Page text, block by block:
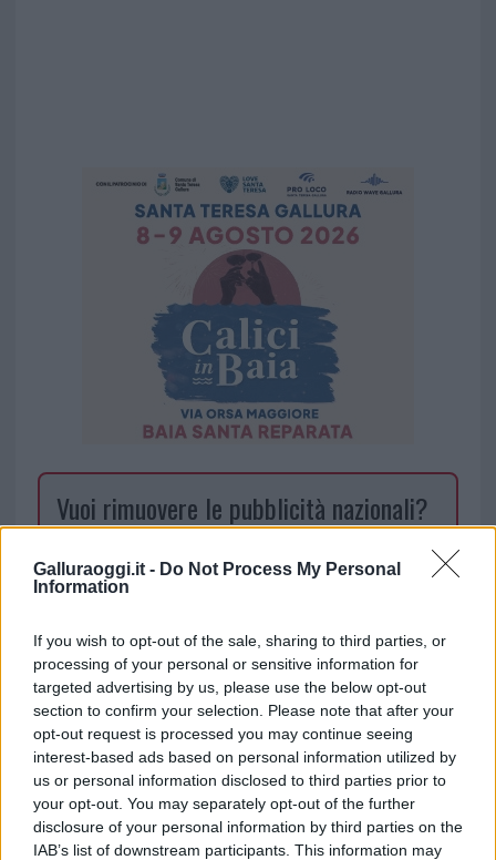
Galluraoggi.it - Do Not Process My Personal
Information
If you wish to opt-out of the sale, sharing to third parties, or
processing of your personal or sensitive information for
targeted advertising by us, please use the below opt-out
section to confirm your selection. Please note that after your
opt-out request is processed you may continue seeing
interest-based ads based on personal information utilized by
us or personal information disclosed to third parties prior to
your opt-out. You may separately opt-out of the further
disclosure of your personal information by third parties on the
IAB’s list of downstream participants. This information may
Vuoi rimuovere le pubblicità nazionali?
Puoi abbonarti asoli € 1,10 al mese
cliccando
Sei già abbonato?
Puoi effettuare l'accesso andando nella
sezioneLogindal menù del sito o
cliccandoqui
TEMI: Notizie Arzachena Parcheggi Porto Cervo